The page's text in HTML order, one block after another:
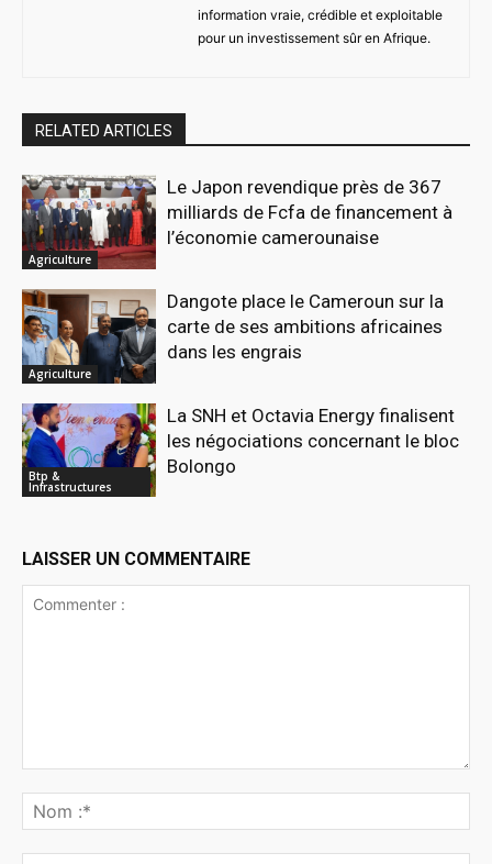
information vraie, crédible et exploitable
pour un investissement sûr en Afrique.
RELATED ARTICLES
Agriculture
Le Japon revendique près de 367
milliards de Fcfa de financement à
l’économie camerounaise
Agriculture
Dangote place le Cameroun sur la
carte de ses ambitions africaines
dans les engrais
Btp &
Infrastructures
La SNH et Octavia Energy finalisent
les négociations concernant le bloc
Bolongo
LAISSER UN COMMENTAIRE
:*